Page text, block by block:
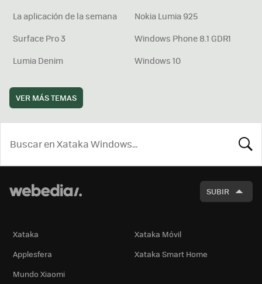
La aplicación de la semana
Nokia Lumia 925
Surface Pro 3
Windows Phone 8.1 GDR1
Lumia Denim
Windows 10
VER MÁS TEMAS
SUBIR
Xataka
Xataka Móvil
Applesfera
Xataka Smart Home
Mundo Xiaomi